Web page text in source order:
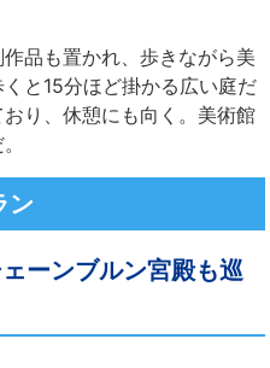
品も置かれ、歩きながら美
と15分ほど掛かる広い庭だ
り、休憩にも向く。美術館
ン
ーンブルン宮殿も巡